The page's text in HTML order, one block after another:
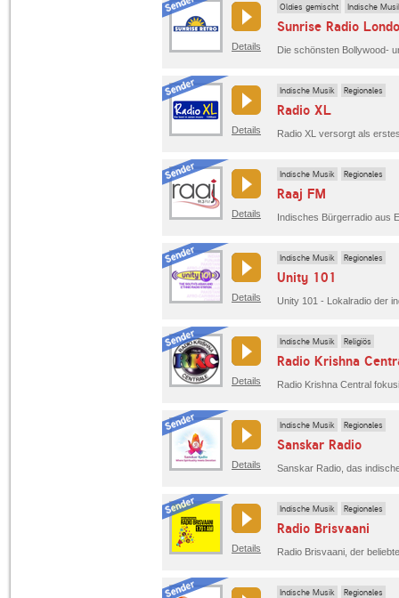
Details
Oldies gemischt Indische
Sunrise Radio
Die schönsten Bollywood-
Details
Indische Musik Regionales
Radio XL
Details
Indische Musik Regionales
Raaj FM
Indisches Bürgerradio aus
Details
Indische Musik Regionales
Unity 101
Unity 101 - Lokalradio der
Details
Indische Musik Religiös
Radio Krishna
Details
Indische Musik Regionales
Sanskar Radio
Details
Indische Musik Regionales
Radio Brisvaani
Radio Brisvaani, der
Indische Musik Regionales